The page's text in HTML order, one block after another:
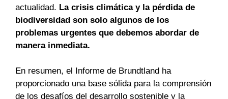
actualidad. La crisis climática y la pérdida de
biodiversidad son solo algunos de los
problemas urgentes que debemos abordar de
manera inmediata.
En resumen, el Informe de Brundtland ha
proporcionado una base sólida para la comprensión
de los desafíos del desarrollo sostenible y la